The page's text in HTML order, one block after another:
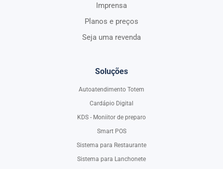
Imprensa
Planos e preços
Seja uma revenda
Soluções
Autoatendimento Totem
Cardápio Digital
KDS - Moniitor de preparo
Smart POS
Sistema para Restaurante
Sistema para Lanchonete